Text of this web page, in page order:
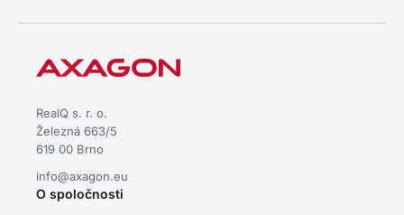
RealQ s. r. o.
Železná 663/5
619 00 Brno
info@axagon.eu
O spoločnosti